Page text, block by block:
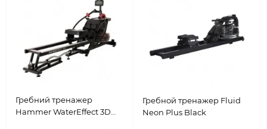
Гребний тренажер
Hammer WaterEffect 3D
Гребной тренажер Fluid
Neon Plus Black